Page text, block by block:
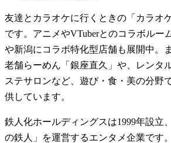
友達とカラオケに行くときの「カラオ
です。アニメやVTuberとのコラボルー
や新潟にコラボ特化型店舗も展開中。
老舗らーめん「銀座直久」や、レンタ
ステサロンなど、遊び・食・美の分野
供しています。
鉄人化ホールディングスは1999年設立
の鉄人」を運営するエンタメ企業です